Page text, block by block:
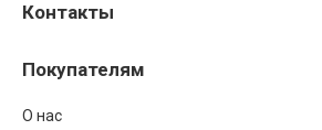
Контакты
Покупателям
О нас